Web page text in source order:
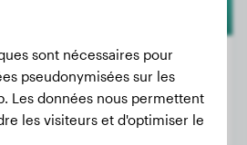
25 kg
sont nécessaires pour
pseudonymisées sur les
Les données nous permettent
les visiteurs et d'optimiser le